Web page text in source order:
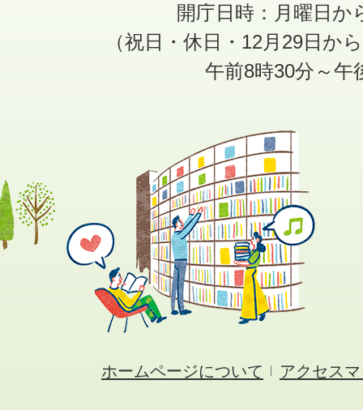
開庁日時：月曜日か
（祝日・休日・12月29日か
午前8時30分～午
ホームページについて アクセス